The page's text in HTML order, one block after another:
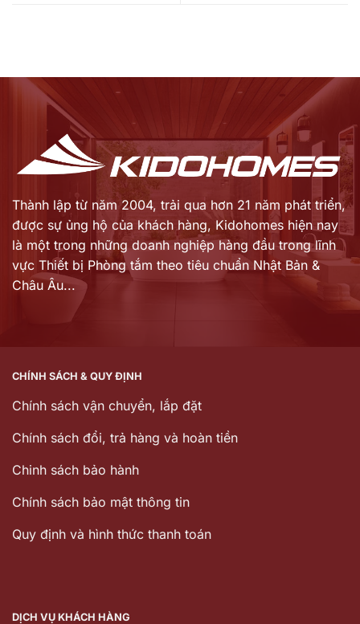
Thành lập từ năm 2004, trải qua hơn 21 năm phát triển,
được sự ủng hộ của khách hàng, Kidohomes hiện nay
là một trong những doanh nghiệp hàng đầu trong lĩnh
vực Thiết bị Phòng tắm theo tiêu chuẩn Nhật Bản &
Châu Âu...
CHÍNH SÁCH & QUY ĐỊNH
Chính sách vận chuyển, lắp đặt
Chính sách đổi, trả hàng và hoàn tiền
Chinh sách bảo hành
Chính sách bảo mật thông tin
Quy định và hình thức thanh toán
DỊCH VỤ KHÁCH HÀNG